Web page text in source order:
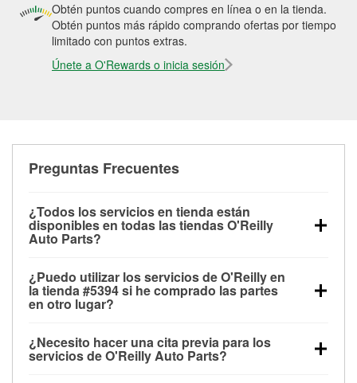
Obtén puntos cuando compres en línea o en la tienda.
Obtén puntos más rápido comprando ofertas por tiempo
limitado con puntos extras.
Únete a O'Rewards o inicia sesión
Preguntas Frecuentes
¿Todos los servicios en tienda están
disponibles en todas las tiendas O'Reilly
Auto Parts?
las pruebas de batería, pruebas de alternador y
motor de arranque, revisión de la luz “Check Engine”
con O'Reilly VeriScan® e instalación de
limpiaparabrisas o bombillas, están disponibles en
todas las tiendas O'Reilly Auto Parts. La tienda
¿Puedo utilizar los servicios de O'Reilly en
la tienda #5394 si he comprado las partes
en otro lugar?
de O'Reilly Auto Parts que estén disponibles en la
tienda #5394 de Orange, VA aunque hayas
¿Necesito hacer una cita previa para los
servicios de O'Reilly Auto Parts?